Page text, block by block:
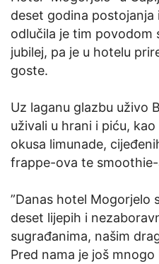
deset godina postojanja
odlučila je tim povodom
jubilej, pa je u hotelu
goste.
Uz laganu glazbu uživo
uživali u hrani i piću,
okusa limunade,
frappe-ova te
”Danas hotel Mogorjelo
deset lijepih i
sugrađanima, našim
Pred nama je još